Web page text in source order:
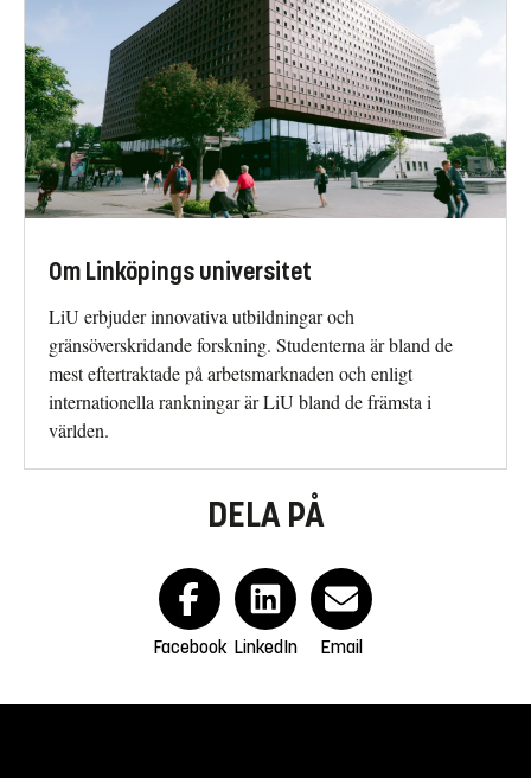
Om Linköpings universitet
LiU erbjuder innovativa utbildningar och
gränsöverskridande forskning. Studenterna är bland de
mest eftertraktade på arbetsmarknaden och enligt
internationella rankningar är LiU bland de främsta i
världen.
DELA PÅ
Facebook LinkedIn Email